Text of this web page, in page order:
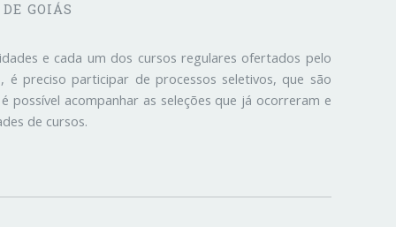
GOIÁS
e cada um dos cursos regulares ofertados pelo
é preciso participar de processos seletivos, que são
possível acompanhar as seleções que já ocorreram e
de cursos.